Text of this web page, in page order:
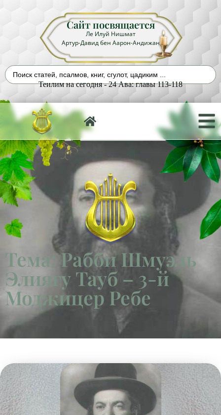
Сайт посвящается
Ле Илуй Нишмат
Артур-Давид бен Аарон-Андижан
Теилим на сегодня - 24 Ава: главы 113-118
Тема: Рабби Шмуэль
Элиягу Тауб – 3-й
Моджицер Ребе